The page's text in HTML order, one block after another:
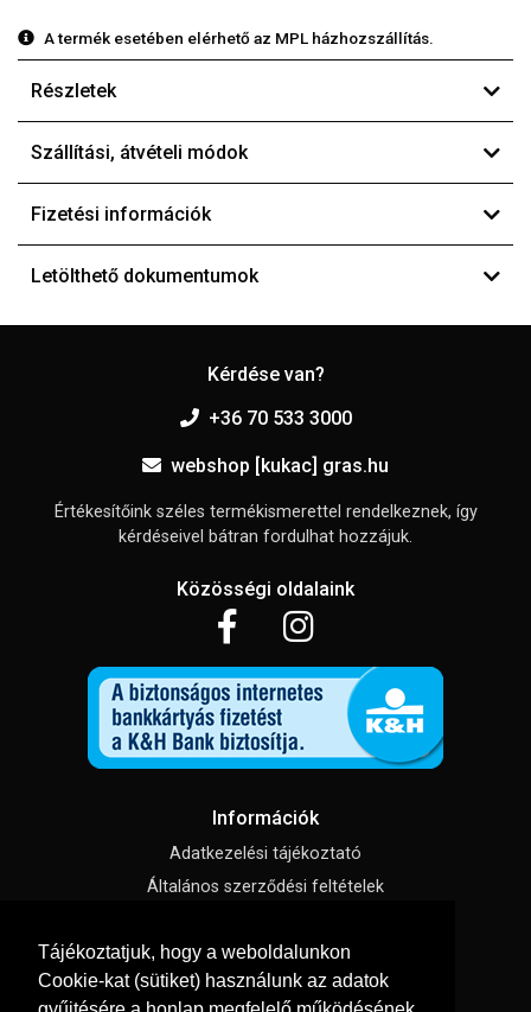
Tájékoztatjuk, hogy a weboldalunkon
Cookie-kat (sütiket) használunk az adatok
A termék esetében elérhető az MPL házhozszállítás.
Részletek
Szállítási, átvételi módok
Fizetési információk
Letölthető dokumentumok
Kérdése van?
+36 70 533 3000
webshop [kukac] gras.hu
Értékesítőink széles termékismerettel rendelkeznek, így
kérdéseivel bátran fordulhat hozzájuk.
Közösségi oldalaink
Információk
Adatkezelési tájékoztató
Általános szerződési feltételek
Süti beállítások